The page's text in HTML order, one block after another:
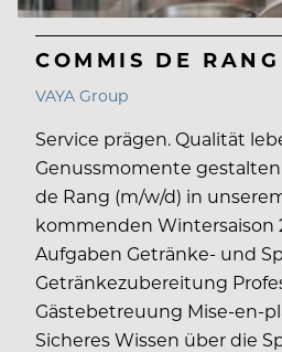
COMMIS DE
VAYA Group
Service prägen. Qualität
Genussmomente
de Rang (m/w/d) in
kommenden Wintersaison
Aufgaben Getränke- und
Getränkezubereitung
Gästebetreuung Mise-en-
Sicheres Wissen über die